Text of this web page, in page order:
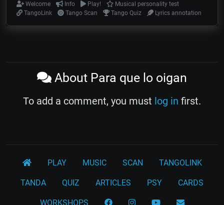
Welcome Info Play!
Musical personality test
TangoLink
Tango Scan Tango Quiz Lyrics annotation
About Para que lo oigan
To add a comment, you must log in first.
PLAY MUSIC SCAN TANGOLINK
TANDA QUIZ ARTICLES PSY CARDS
WORKSHOPS